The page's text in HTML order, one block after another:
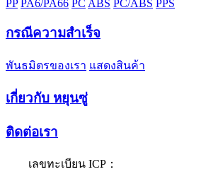
PP PA6/PA66 PC ABS PC/ABS PPS
กรณีความสำเร็จ
พันธมิตรของเรา แสดงสินค้า
เกี่ยวกับ หยุนซู่
ติดต่อเรา
เลขทะเบียน ICP：